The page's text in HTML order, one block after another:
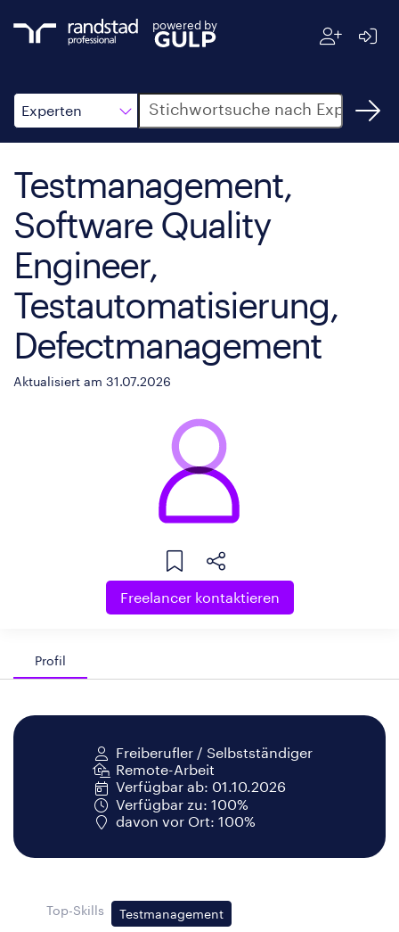
powered by
Experten
Suche
Testmanagement,
Software Quality
Engineer,
Testautomatisierung,
Defectmanagement
Aktualisiert am 31.07.2026
Freelancer kontaktieren
Profil
Freiberufler / Selbstständiger
Remote-Arbeit
Verfügbar ab: 01.10.2026
Verfügbar zu: 100%
davon vor Ort: 100%
Top-Skills Testmanagement